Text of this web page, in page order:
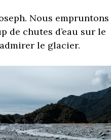
Nous empruntons
de chutes d’eau sur le
le glacier.